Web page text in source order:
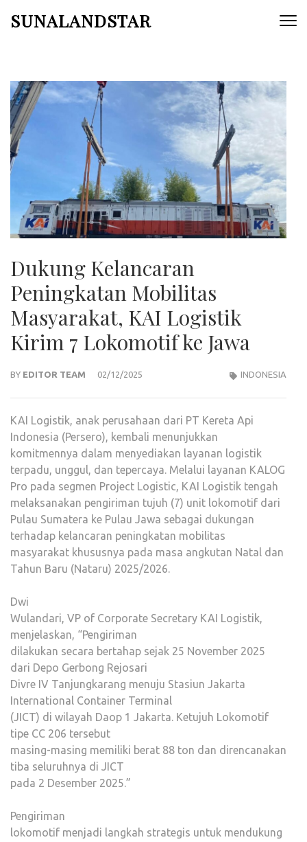
SUNALANDSTAR
Dukung Kelancaran
Peningkatan Mobilitas
Masyarakat, KAI Logistik
Kirim 7 Lokomotif ke Jawa
BY EDITOR TEAM 02/12/2025 INDONESIA
KAI Logistik, anak perusahaan dari PT Kereta Api
Indonesia (Persero), kembali menunjukkan
komitmennya dalam menyediakan layanan logistik
terpadu, unggul, dan tepercaya. Melalui layanan KALOG
Pro pada segmen Project Logistic, KAI Logistik tengah
melaksanakan pengiriman tujuh (7) unit lokomotif dari
Pulau Sumatera ke Pulau Jawa sebagai dukungan
terhadap kelancaran peningkatan mobilitas
masyarakat khususnya pada masa angkutan Natal dan
Tahun Baru (Nataru) 2025/2026.
Dwi
Wulandari, VP of Corporate Secretary KAI Logistik,
menjelaskan, “Pengiriman
dilakukan secara bertahap sejak 25 November 2025
dari Depo Gerbong Rejosari
Divre IV Tanjungkarang menuju Stasiun Jakarta
International Container Terminal
(JICT) di wilayah Daop 1 Jakarta. Ketujuh Lokomotif
tipe CC 206 tersebut
masing-masing memiliki berat 88 ton dan direncanakan
tiba seluruhnya di JICT
pada 2 Desember 2025.”
Pengiriman
lokomotif menjadi langkah strategis untuk mendukung